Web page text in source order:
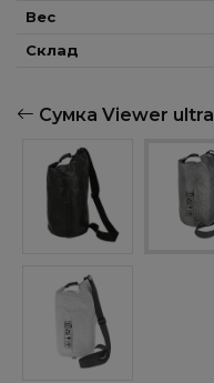
Вес
Склад
Сумка Viewer ultra